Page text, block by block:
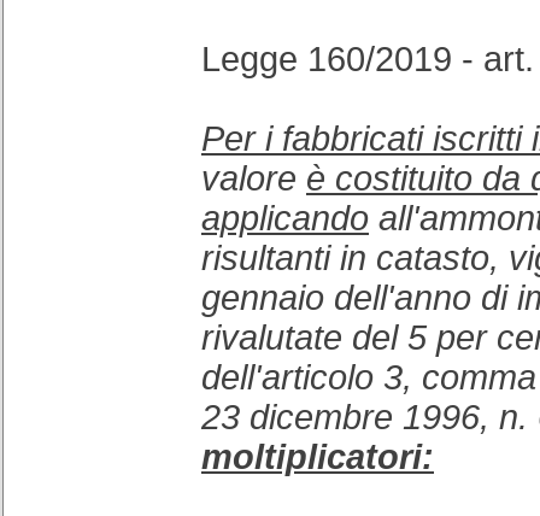
Legge 160/2019 -
Per i fabbricati iscritti
valore è costituito da
applicando
risultanti in catasto,
gennaio dell'anno di
rivalutate del 5 per
dell'articolo 3,
23 dicembre 1996,
moltiplicatori: